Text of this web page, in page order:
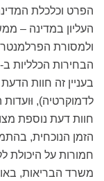
הפרט וכלכלת
העליון במדינה –
ולמסורת
בעניין זה חוות
לדמוקרטיה),
חוות דעת נוספת
הזמן הנוכחית,
חמורות על היכולת
משרד הבריאות,